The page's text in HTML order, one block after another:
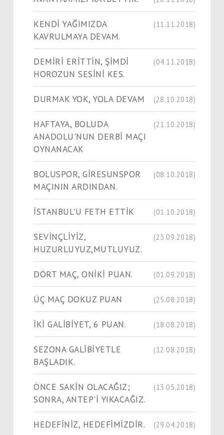
KENDİ YAĞIMIZDA
KAVRULMAYA DEVAM.
(11.11.2018)
DEMİRİ ERİTTİN, ŞİMDİ
HOROZUN SESİNİ KES.
(04.11.2018)
DURMAK YOK, YOLA DEVAM (28.10.2018)
HAFTAYA, BOLUDA
ANADOLU'NUN DERBİ MAÇI
OYNANACAK
(21.10.2018)
BOLUSPOR, GİRESUNSPOR
MAÇININ ARDINDAN.
(08.10.2018)
İSTANBUL'U FETH ETTİK (01.10.2018)
SEVİNÇLİYİZ,
HUZURLUYUZ,MUTLUYUZ.
(23.09.2018)
DÖRT MAÇ, ONİKİ PUAN. (01.09.2018)
ÜÇ MAÇ DOKUZ PUAN (25.08.2018)
İKİ GALİBİYET, 6 PUAN. (18.08.2018)
SEZONA GALİBİYETLE
BAŞLADIK.
(12.08.2018)
ÖNCE SAKİN OLACAĞIZ;
SONRA, ANTEP'İ YIKACAĞIZ.
(13.05.2018)
HEDEFİNİZ, HEDEFİMİZDİR. (29.04.2018)